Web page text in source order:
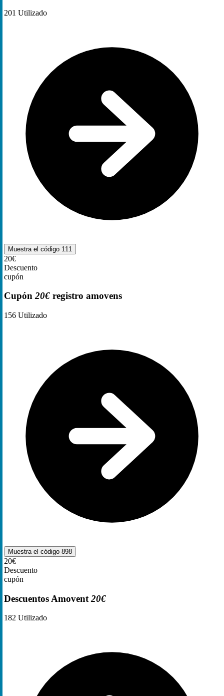
201 Utilizado
Muestra el código 111
20€
Descuento
cupón
Cupón20€ registro amovens
156 Utilizado
Muestra el código 898
20€
Descuento
cupón
Descuentos Amovent 20€
182 Utilizado